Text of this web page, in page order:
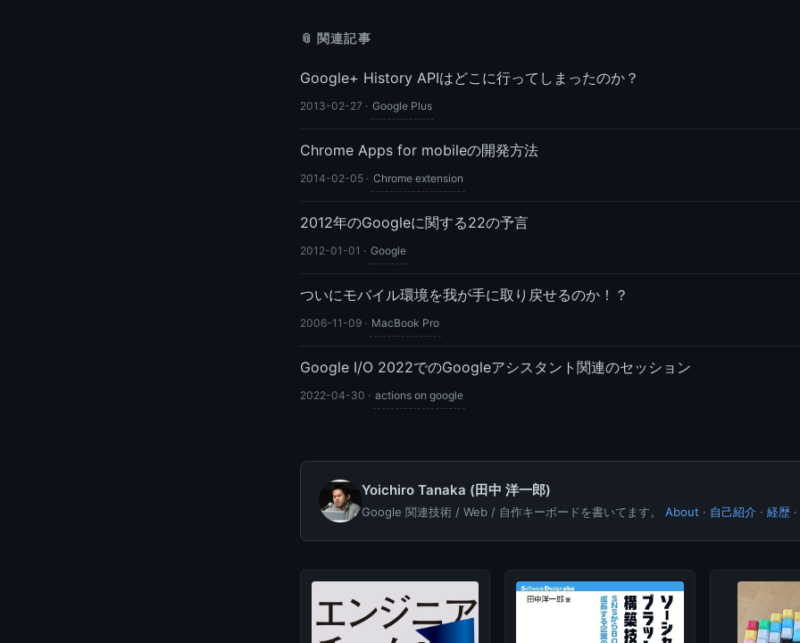
📎 関連記事
Google+ History APIはどこに行ってしまったのか？
2013-02-27 · Google Plus
Chrome Apps for mobileの開発方法
2014-02-05 · Chrome extension
2012年のGoogleに関する22の予言
2012-01-01 · Google
ついにモバイル環境を我が手に取り戻せるのか！？
2006-11-09 · MacBook Pro
Google I/O 2022でのGoogleアシスタント関連のセッション
2022-04-30 · actions on google
Yoichiro Tanaka (田中 洋一郎)
Google 関連技術 / Web / 自作キーボードを書いてます。 About · 自己紹介 · 経歴 ·